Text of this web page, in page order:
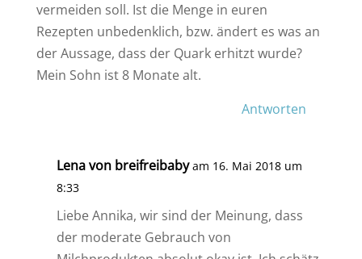
vermeiden soll. Ist die Menge in euren
Rezepten unbedenklich, bzw. ändert es was an
der Aussage, dass der Quark erhitzt wurde?
Mein Sohn ist 8 Monate alt.
Antworten
Lena von breifreibaby am 16. Mai 2018 um
8:33
Liebe Annika, wir sind der Meinung, dass
der moderate Gebrauch von